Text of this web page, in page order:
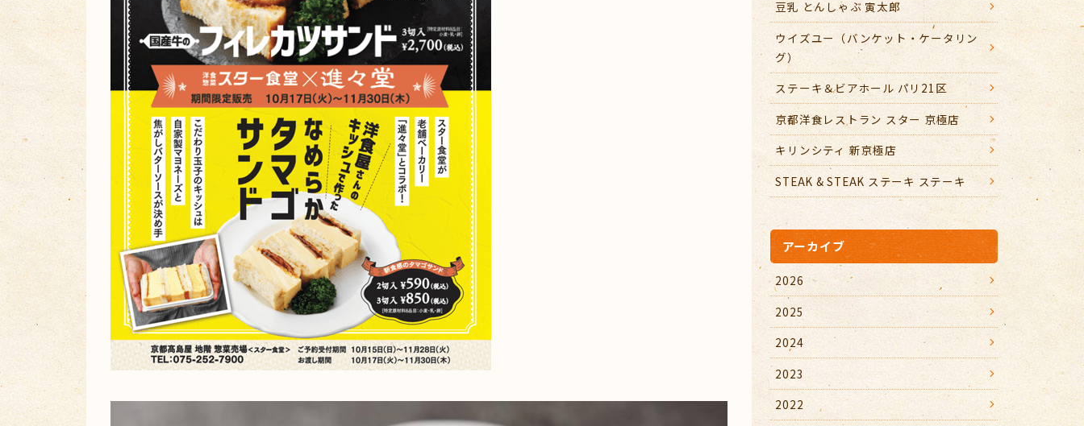
豆乳 とんしゃぶ 寅太郎
ウイズユー（バンケット・ケータリン
グ）
ステーキ＆ビアホール パリ21区
京都洋食レストラン スター 京極店
キリンシティ 新京極店
STEAK & STEAK ステーキ ステーキ
アーカイブ
2026
2025
2024
2023
2022